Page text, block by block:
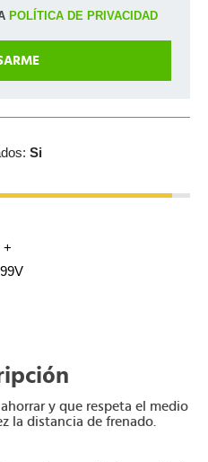
POLÍTICA DE PRIVACIDAD
Si
+
y que respeta el medio
la distancia de frenado.